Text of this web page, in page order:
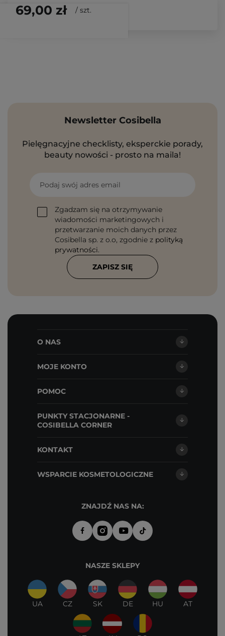
69,00 zł / szt.
Newsletter Cosibella
Pielęgnacyjne checklisty, eksperckie porady,
beauty nowości - prosto na maila!
Podaj swój adres email
Zgadzam się na otrzymywanie
wiadomości marketingowych i
przetwarzanie moich danych przez
Cosibella sp. z o.o, zgodnie z polityką
prywatności.
ZAPISZ SIĘ
O NAS
MOJE KONTO
POMOC
PUNKTY STACJONARNE -
COSIBELLA CORNER
KONTAKT
WSPARCIE KOSMETOLOGICZNE
ZNAJDŹ NAS NA:
NASZE SKLEPY
UA CZ SK DE HU AT